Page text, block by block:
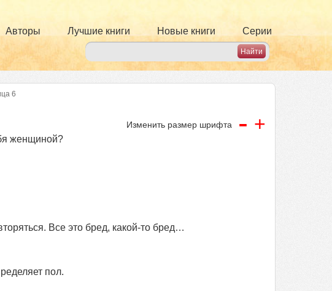
Авторы Лучшие книги Новые книги Серии
6
Изменить размер шрифта - +
женщиной?
Все это бред, какой-то бред…
пол.